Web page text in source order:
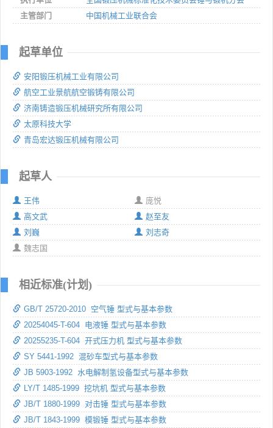
主管部门
中国机械工业联合会
起草单位
安阳锻压机械工业有限公司
航空工业景航航空锻铸有限公司
济南铸造锻压机械研究所有限公司
太原科技大学
青岛宏达锻压机械有限公司
起草人
王伟
庞悦
高文武
赵至友
刘巍
刘志奇
魏志国
相近标准(计划)
GB/T 25720-2010 空气锤 型式与基本参数
20254045-T-604 电液锤 型式与基本参数
20255235-T-604 开式压力机 型式与基本参数
SY 5441-1992 混砂车型式与基本参数
JB 5903-1992 水电解制氢设备型式与基本参数
LY/T 1485-1999 挖坑机 型式与基本参数
JB/T 1880-1999 对击锤 型式与基本参数
JB/T 1843-1999 模锻锤 型式与基本参数